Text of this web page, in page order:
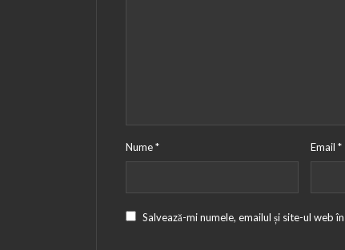
Nume* Email*
Salvează-mi numele, emailul și site-ul web